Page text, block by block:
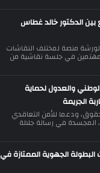
بين الدكتور خالد غطاس
منصة لمختلف النقاشات
في جلسة نقاشية من
والعدول لحماية
الجريمة
ودعما للأمن التعاقدي
المجسدة في رسالة جلالة
البطولة الجهوية الممتازة في